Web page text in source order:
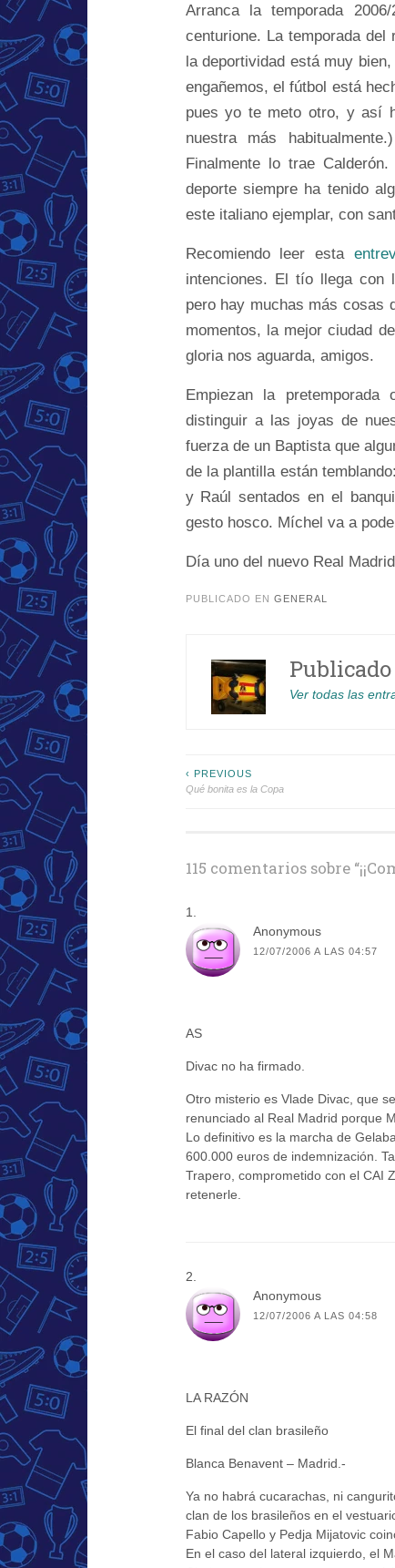
Arranca la temporada
centurione. La temporada
la deportividad está muy
engañemos, el fútbol está
pues yo te meto otro, y así
nuestra más
Finalmente lo trae
deporte siempre ha tenido
este italiano ejemplar, con
Recomiendo leer esta
intenciones. El tío llega con
pero hay muchas más cosas
momentos, la mejor ciudad
gloria nos aguarda, amigos.
Empiezan la
distinguir a las joyas de
fuerza de un Baptista que
de la plantilla están
y Raúl sentados en el
gesto hosco. Míchel va a
Día uno del nuevo Real
PUBLICADO EN GENERAL
Ver todas las
Navegación
entradas
‹ PREVIOUS
Qué bonita es la Copa
115 comentarios sobre “
Anonymous
12/07/2006 A LAS 04:57
AS
Divac no ha firmado.
Otro misterio es Vlade Divac, que
renunciado al Real Madrid porque
Lo definitivo es la marcha de
600.000 euros de indemnización.
Trapero, comprometido con el CAI
retenerle.
Anonymous
12/07/2006 A LAS 04:58
LA RAZÓN
El final del clan brasileño
Blanca Benavent – Madrid.-
Ya no habrá cucarachas, ni
clan de los brasileños en el
Fabio Capello y Pedja Mijatovic
En el caso del lateral izquierdo, el